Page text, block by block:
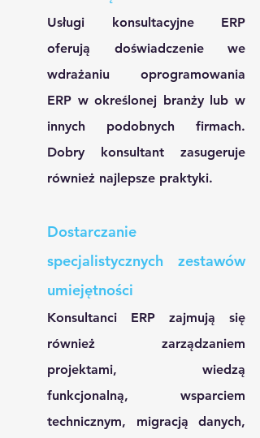
Usługi konsultacyjne ERP
oferują doświadczenie we
wdrażaniu oprogramowania
ERP w określonej branży lub w
innych podobnych firmach.
Dobry konsultant zasugeruje
również najlepsze praktyki.
Dostarczanie
specjalistycznych zestawów
umiejętności
Konsultanci ERP zajmują się
również zarządzaniem
projektami, wiedzą
funkcjonalną, wsparciem
technicznym, migracją danych,